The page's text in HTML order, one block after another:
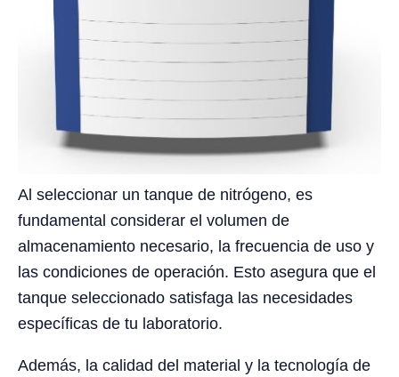
Al seleccionar un tanque de nitrógeno, es
fundamental considerar el volumen de
almacenamiento necesario, la frecuencia de uso y
las condiciones de operación. Esto asegura que el
tanque seleccionado satisfaga las necesidades
específicas de tu laboratorio.
Además, la calidad del material y la tecnología de